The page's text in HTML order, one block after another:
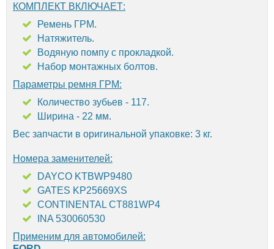
КОМПЛЕКТ ВКЛЮЧАЕТ:
Ремень ГРМ.
Натяжитель.
Водяную помпу с прокладкой.
Набор монтажных болтов.
Параметры ремня ГРМ:
Количество зубьев - 117.
Ширина - 22 мм.
Вес запчасти в оригинальной упаковке: 3 кг.
Номера заменителей:
DAYCO KTBWP9480
GATES KP25669XS
CONTINENTAL CT881WP4
INA 530060530
Применим для автомобилей: